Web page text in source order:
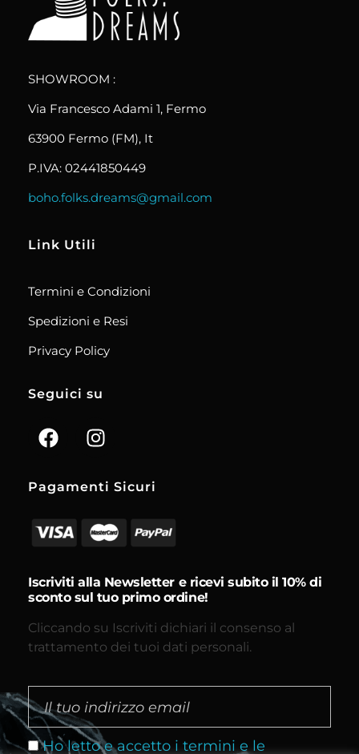
SHOWROOM :
Via Francesco Adami 1, Fermo
63900 Fermo (FM), It
P.IVA: 02441850449
boho.folks.dreams@gmail.com
Link Utili
Termini e Condizioni
Spedizioni e Resi
Privacy Policy
Seguici su
Pagamenti Sicuri
Iscriviti alla Newsletter e ricevi subito il 10% di
sconto sul tuo primo ordine!
Cliccando su Iscriviti dichiari il consenso al
trattamento dei tuoi dati personali.
Ho letto e accetto i termini e le